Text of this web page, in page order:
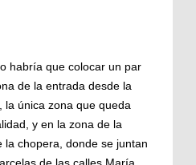
habría que colocar un par
de la entrada desde la
la única zona que queda
y en la zona de la
la chopera, donde se juntan